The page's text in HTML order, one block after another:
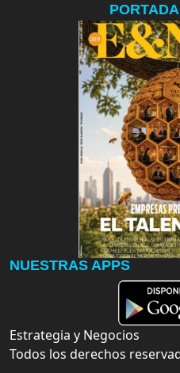
NUESTRAS APPS
Estrategia y Negocios
Todos los derechos